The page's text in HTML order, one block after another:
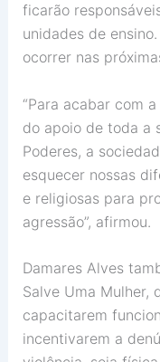
ficarão
unidades de
ocorrer nas
“Para acabar com
do apoio de toda a
Poderes, a
esquecer nossas
e religiosas para
agressão”, afirmou.
Damares Alves
Salve Uma Mulher,
capacitarem
incentivarem a